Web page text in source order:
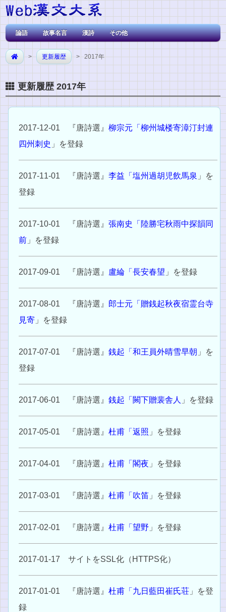
論語 故事名言 漢詩 その他
> 更新履歴 > 2017年
更新履歴 2017年
2017-12-01 『唐詩選』柳宗元「柳州城楼寄漳汀封連
四州刺史 」を登録
2017-11-01 『唐詩選』李益「塩州過胡児飲馬泉 」を
登録
2017-10-01 『唐詩選』張南史「陸勝宅秋雨中探韻同
前 」を登録
2017-09-01 『唐詩選』 盧綸「長安春望 」を登録
2017-08-01 『唐詩選』 郎士元「贈銭起秋夜宿霊台寺
見寄 」を登録
2017-07-01 『唐詩選』銭起「和王員外晴雪早朝 」を
登録
2017-06-01 『唐詩選』銭起「闕下贈裴舎人 」を登録
2017-05-01 『唐詩選』杜甫「返照 」を登録
2017-04-01 『唐詩選』杜甫「閣夜 」を登録
2017-03-01 『唐詩選』杜甫「吹笛 」を登録
2017-02-01 『唐詩選』杜甫「望野 」を登録
2017-01-17 サイトをSSL化（HTTPS化）
2017-01-01 『唐詩選』杜甫「九日藍田崔氏荘 」を登
録